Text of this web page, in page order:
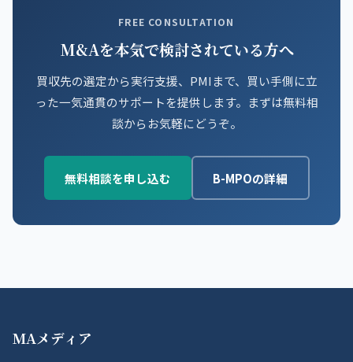
FREE CONSULTATION
M&Aを本気で検討されている方へ
買収先の選定から実行支援、PMIまで、買い手側に立
った一気通貫のサポートを提供します。まずは無料相
談からお気軽にどうぞ。
無料相談を申し込む B-MPOの詳細
MAメディア